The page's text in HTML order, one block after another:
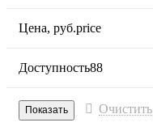
Цена, руб.price
Доступность88
Очистить